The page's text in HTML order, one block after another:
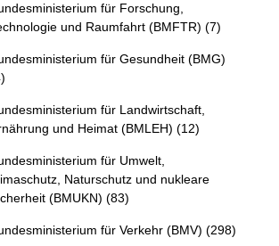
für Forschung,
und Raumfahrt (BMFTR) (7)
für Gesundheit (BMG)
für Landwirtschaft,
und Heimat (BMLEH) (12)
für Umwelt,
Naturschutz und nukleare
(BMUKN) (83)
für Verkehr (BMV) (298)